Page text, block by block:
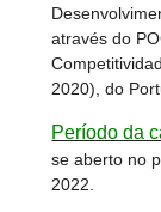
através do
2020), do
Período da
se aberto no
2022.